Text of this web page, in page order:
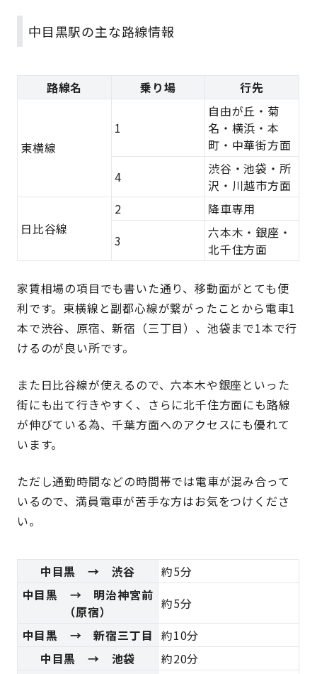
中目黒駅の主な路線情報
路線名 乗り場 行先
東横線
1
自由が丘・菊
名・横浜・本
町・中華街方面
4
渋谷・池袋・所
沢・川越市方面
日比谷線
2
降車専用
3
六本木・銀座・
北千住方面
家賃相場の項目でも書いた通り、移動面がとても便
利です。東横線と副都心線が繋がったことから電車1
本で渋谷、原宿、新宿（三丁目）、池袋まで1本で行
けるのが良い所です。
また日比谷線が使えるので、六本木や銀座といった
街にも出て行きやすく、さらに北千住方面にも路線
が伸びている為、千葉方面へのアクセスにも優れて
います。
ただし通勤時間などの時間帯では電車が混み合って
いるので、満員電車が苦手な方はお気をつけくださ
い。
中目黒 → 渋谷
約5分
中目黒 → 明治神宮前
（原宿）
約5分
中目黒 → 新宿三丁目 約10分
中目黒 → 池袋
約20分